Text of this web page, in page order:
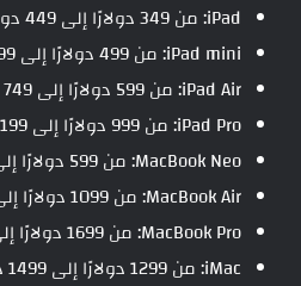
iPad: من 349 دولارًا إلى 449 دولارًا.
iPad mini: من 499 دولارًا إلى 599 دولارًا.
iPad Air: من 599 دولارًا إلى 749 دولارًا.
iPad Pro: من 999 دولارًا إلى 1199 دولارًا.
MacBook Neo: من 599 دولارًا إلى 699 دولارًا.
MacBook Air: من 1099 دولارًا إلى 1299 دولارًا.
MacBook Pro: من 1699 دولارًا إلى 1999 دولارًا.
iMac: من 1299 دولارًا إلى 1499 دولارًا.